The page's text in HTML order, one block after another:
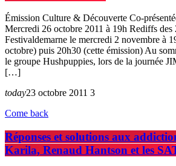
Émission Culture & Découverte Co-
Mercredi 26 octobre 2011 à 19h Rediffs des
Festivaldemarne le mercredi 2 novembre à
octobre) puis 20h30 (cette émission) Au
le groupe Hushpuppies, lors de la journée
[…]
today23 octobre 2011 3
Come back
Réponses et solutions aux
Karila, Renaud Hantson et les